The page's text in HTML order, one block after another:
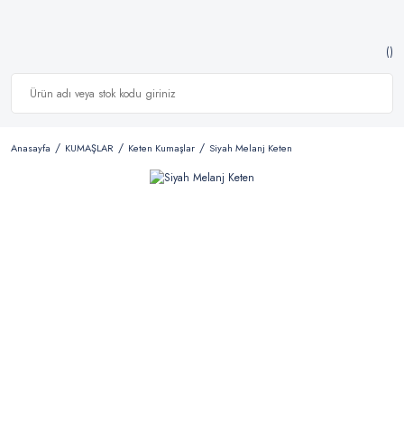
Anasayfa KUMAŞLAR Keten Kumaşlar Siyah Melanj Keten